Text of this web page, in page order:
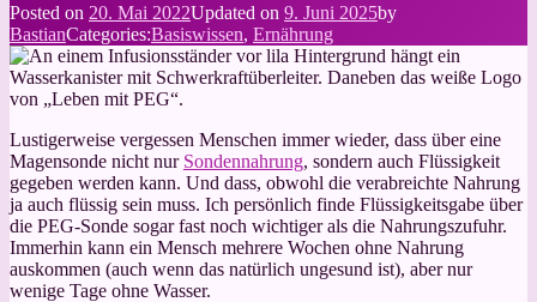
Posted on 20. Mai 2022Updated on 9. Juni 2025by
BastianCategories:Basiswissen, Ernährung
Lustigerweise vergessen Menschen immer wieder, dass über eine
Magensonde nicht nur Sondennahrung, sondern auch Flüssigkeit
gegeben werden kann. Und dass, obwohl die verabreichte Nahrung
ja auch flüssig sein muss. Ich persönlich finde Flüssigkeitsgabe über
die PEG-Sonde sogar fast noch wichtiger als die Nahrungszufuhr.
Immerhin kann ein Mensch mehrere Wochen ohne Nahrung
auskommen (auch wenn das natürlich ungesund ist), aber nur
wenige Tage ohne Wasser.